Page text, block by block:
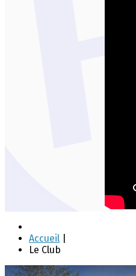
Accueil
Le Club